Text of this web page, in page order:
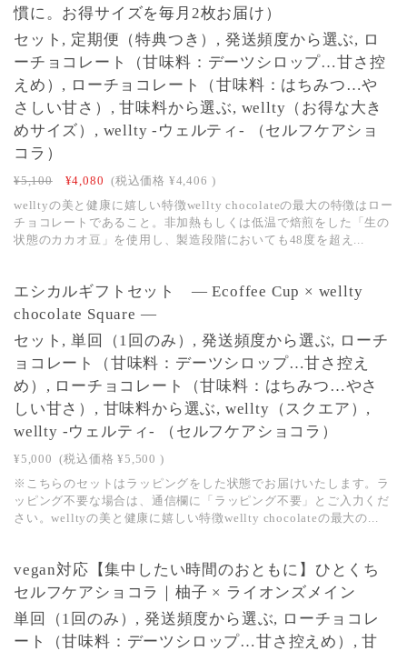
慣に。お得サイズを毎月2枚お届け）
セット, 定期便（特典つき）, 発送頻度から選ぶ, ロ
ーチョコレート（甘味料：デーツシロップ…甘さ控
えめ）, ローチョコレート（甘味料：はちみつ…や
さしい甘さ）, 甘味料から選ぶ, wellty（お得な大き
めサイズ）, wellty -ウェルティ- （セルフケアショ
コラ）
¥5,100 ¥4,080 (税込価格 ¥4,406 )
welltyの美と健康に嬉しい特徴wellty chocolateの最大の特徴はロー
チョコレートであること。非加熱もしくは低温で焙煎をした「生の
状態のカカオ豆」を使用し、製造段階においても48度を超え...
エシカルギフトセット ― Ecoffee Cup × wellty
chocolate Square ―
セット, 単回（1回のみ）, 発送頻度から選ぶ, ローチ
ョコレート（甘味料：デーツシロップ…甘さ控え
め）, ローチョコレート（甘味料：はちみつ…やさ
しい甘さ）, 甘味料から選ぶ, wellty（スクエア）,
wellty -ウェルティ- （セルフケアショコラ）
¥5,000 (税込価格 ¥5,500 )
※こちらのセットはラッピングをした状態でお届けいたします。ラ
ッピング不要な場合は、通信欄に「ラッピング不要」とご入力くだ
さい。welltyの美と健康に嬉しい特徴wellty chocolateの最大の...
NEW
SOLD OUT
vegan対応【集中したい時間のおともに】ひとくち
セルフケアショコラ｜柚子 × ライオンズメイン
単回（1回のみ）, 発送頻度から選ぶ, ローチョコレ
ート（甘味料：デーツシロップ…甘さ控えめ）, 甘